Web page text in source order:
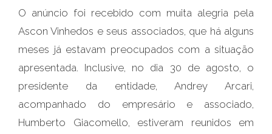
O anúncio foi recebido com muita alegria pela
Ascon Vinhedos e seus associados, que há alguns
meses já estavam preocupados com a situação
apresentada. Inclusive, no dia 30 de agosto, o
presidente da entidade, Andrey Arcari,
acompanhado do empresário e associado,
Humberto Giacomello, estiveram reunidos em